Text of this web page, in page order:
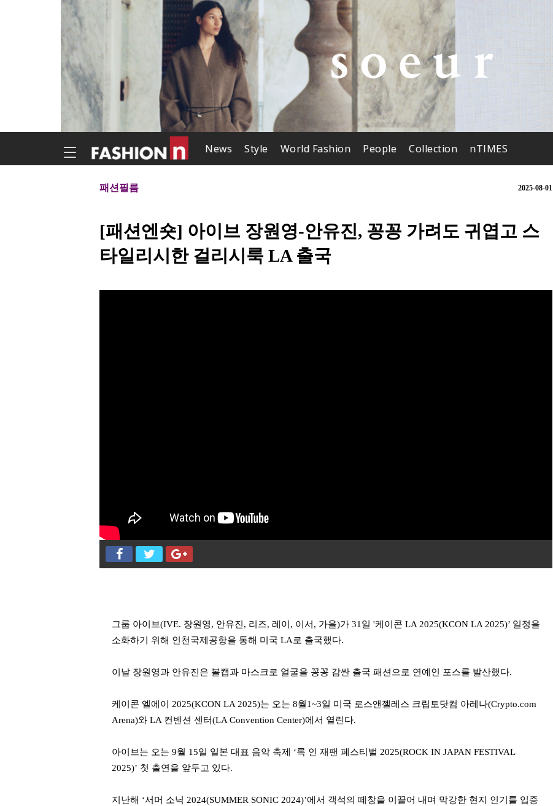
News Style World Fashion People Collection nTIMES
패션필름 2025-08-01
[패션엔숏] 아이브 장원영-안유진, 꽁꽁 가려도 귀엽고 스
타일리시한 걸리시룩 LA 출국
그룹 아이브(IVE. 장원영, 안유진, 리즈, 레이, 이서, 가을)가 31일 '케이콘 LA 2025(KCON LA 2025)’ 일정을
소화하기 위해 인천국제공항을 통해 미국 LA로 출국했다.
이날 장원영과 안유진은 볼캡과 마스크로 얼굴을 꽁꽁 감싼 출국 패션으로 연예인 포스를 발산했다.
케이콘 엘에이 2025(KCON LA 2025)는 오는 8월1~3일 미국 로스앤젤레스 크립토닷컴 아레나(Crypto.com
Arena)와 LA 컨벤션 센터(LA Convention Center)에서 열린다.
아이브는 오는 9월 15일 일본 대표 음악 축제 ‘록 인 재팬 페스티벌 2025(ROCK IN JAPAN FESTIVAL
2025)’ 첫 출연을 앞두고 있다.
지난해 ‘서머 소닉 2024(SUMMER SONIC 2024)’에서 객석의 떼창을 이끌어 내며 막강한 현지 인기를 입증